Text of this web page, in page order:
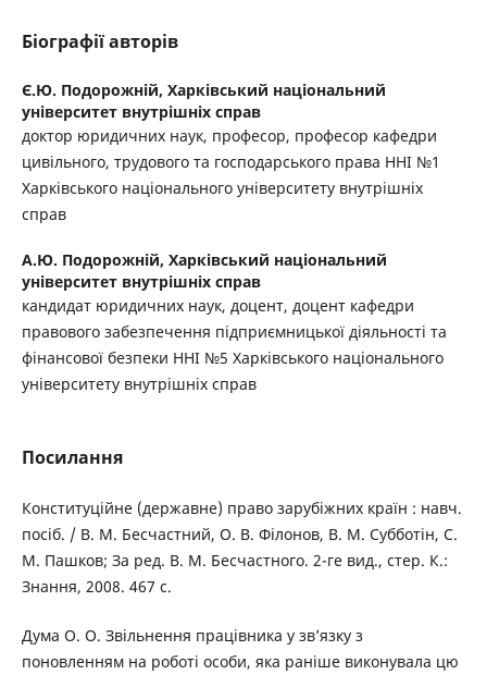
Біографії авторів
Є.Ю. Подорожній, Харківський національний
університет внутрішніх справ
доктор юридичних наук, професор, професор кафедри
цивільного, трудового та господарського права ННІ №1
Харківського національного університету внутрішніх
справ
А.Ю. Подорожній, Харківський національний
університет внутрішніх справ
кандидат юридичних наук, доцент, доцент кафедри
правового забезпечення підприємницької діяльності та
фінансової безпеки ННІ №5 Харківського національного
університету внутрішніх справ
Посилання
Конституційне (державне) право зарубіжних країн : навч.
посіб. / В. М. Бесчастний, О. В. Філонов, В. М. Субботін, С.
М. Пашков; За ред. В. М. Бесчастного. 2-ге вид., стер. К.:
Знання, 2008. 467 с.
Дума О. О. Звільнення працівника у зв’язку з
поновленням на роботі особи, яка раніше виконувала цю